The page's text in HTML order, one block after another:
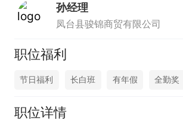
孙经理
凤台县骏锦商贸有限公司
职位福利
节日福利 长白班 有年假 全勤奖
职位详情